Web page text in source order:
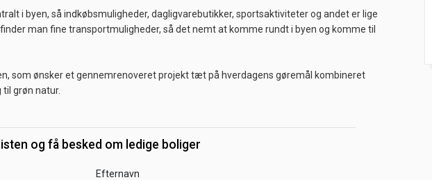
i byen, så indkøbsmuligheder, dagligvarebutikker, sportsaktiviteter og andet er lige
man fine transportmuligheder, så det nemt at komme rundt i byen og komme til
som ønsker et gennemrenoveret projekt tæt på hverdagens gøremål kombineret
grøn natur.
og få besked om ledige boliger
Efternavn